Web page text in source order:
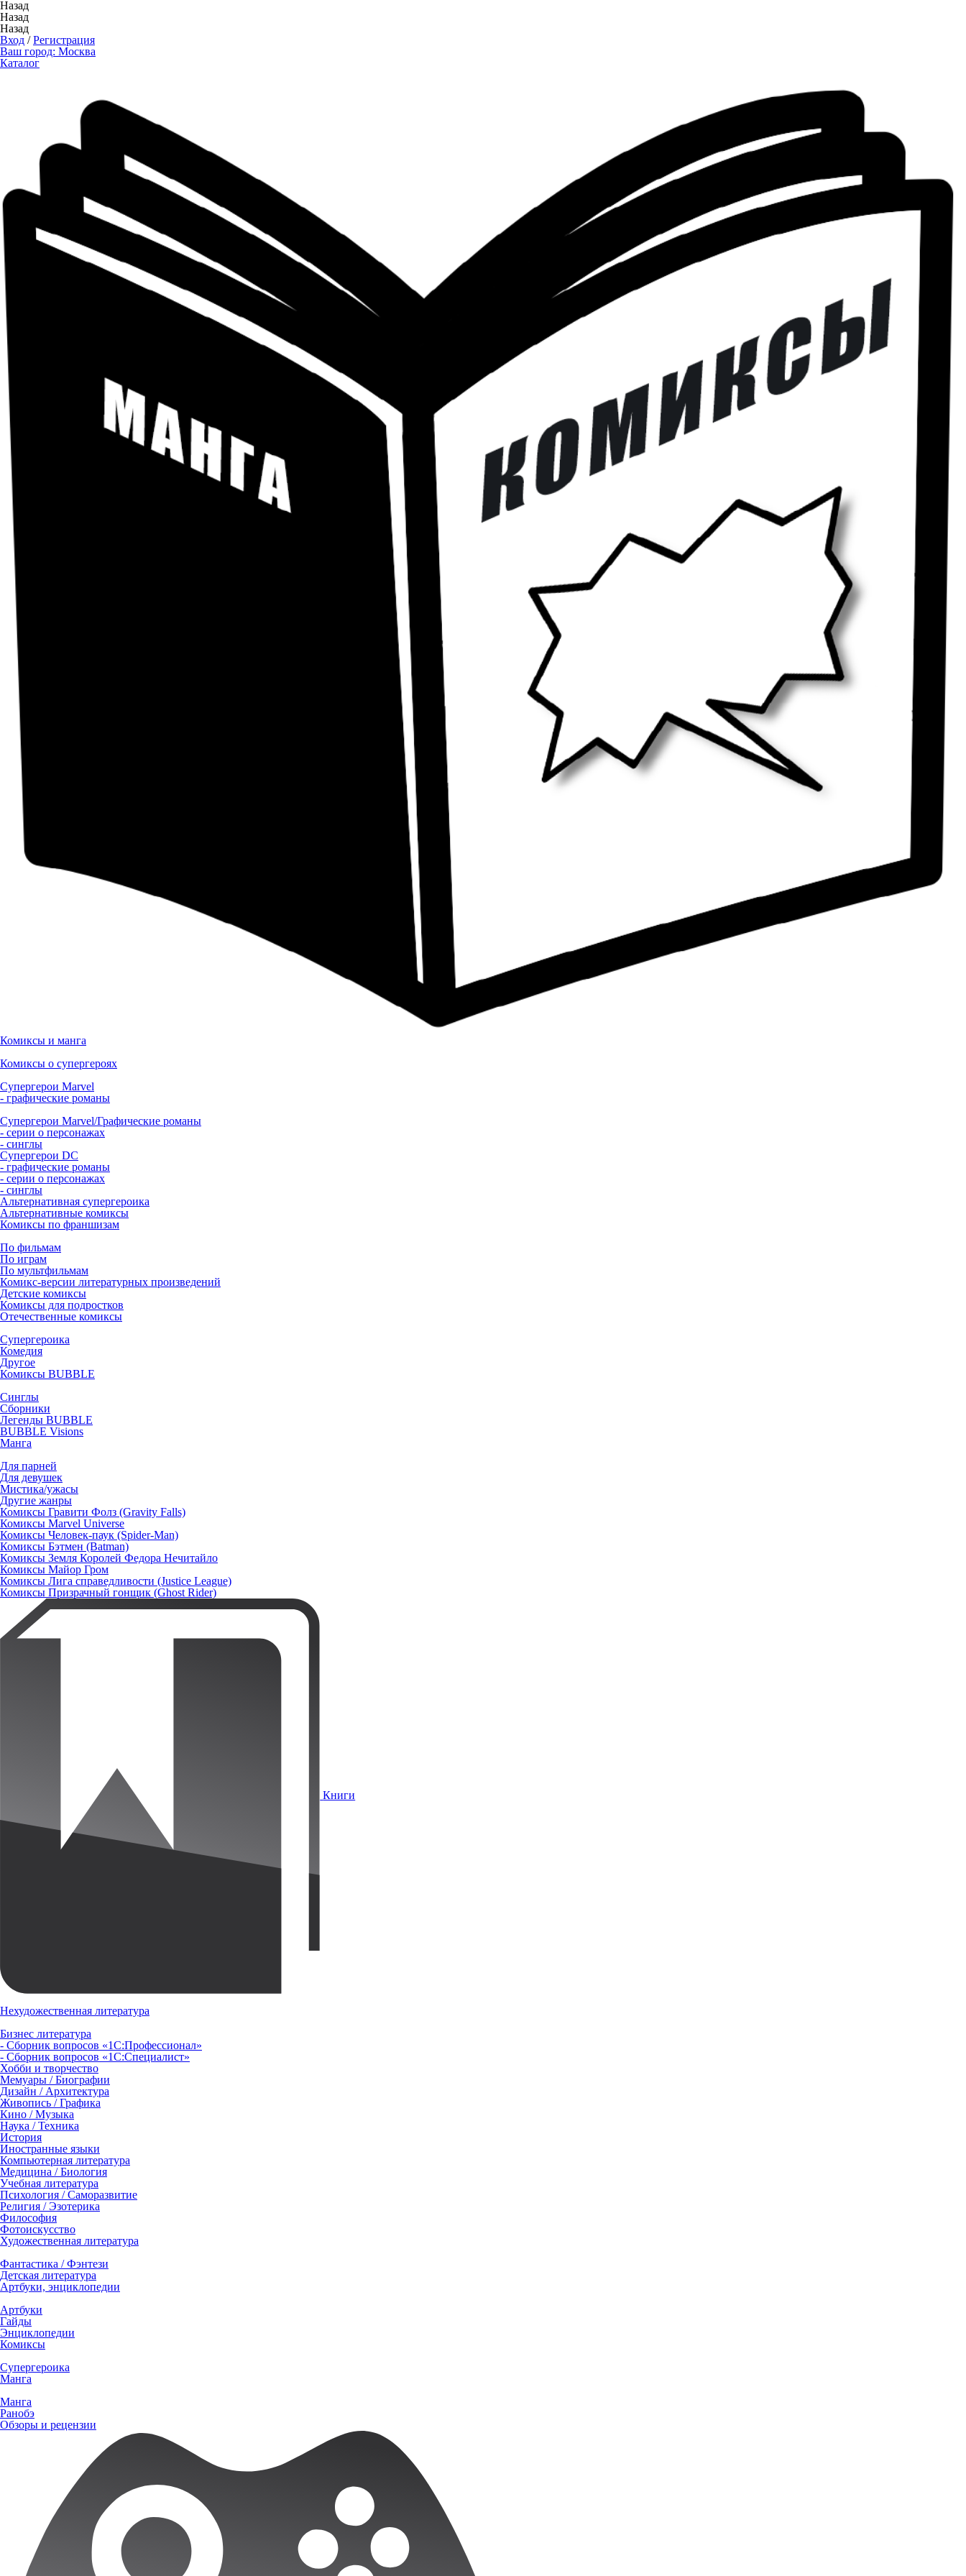
Назад
Назад
Назад
Вход /Регистрация
Ваш город: Москва
Каталог
Комиксы и манга
Комиксы о супергероях
Супергерои Marvel
- графические романы
Супергерои Marvel/Графические романы
- серии о персонажах
- синглы
Супергерои DC
- графические романы
- серии о персонажах
- синглы
Альтернативная супергероика
Альтернативные комиксы
Комиксы по франшизам
По фильмам
По играм
По мультфильмам
Комикс-версии литературных произведений
Детские комиксы
Комиксы для подростков
Отечественные комиксы
Супергероика
Комедия
Другое
Комиксы BUBBLE
Синглы
Сборники
Легенды BUBBLE
BUBBLE Visions
Манга
Для парней
Для девушек
Мистика/ужасы
Другие жанры
Комиксы Гравити Фолз (Gravity Falls)
Комиксы Marvel Universe
Комиксы Человек-паук (Spider-Man)
Комиксы Бэтмен (Batman)
Комиксы Земля Королей Федора Нечитайло
Комиксы Майор Гром
Комиксы Лига справедливости (Justice League)
Комиксы Призрачный гонщик (Ghost Rider)
Книги
Нехудожественная литература
Бизнес литература
- Сборник вопросов «1С:Профессионал»
- Сборник вопросов «1С:Специалист»
Хобби и творчество
Мемуары / Биографии
Дизайн / Архитектура
Живопись / Графика
Кино / Музыка
Наука / Техника
История
Иностранные языки
Компьютерная литература
Медицина / Биология
Учебная литература
Психология / Саморазвитие
Религия / Эзотерика
Философия
Фотоискусство
Художественная литература
Фантастика / Фэнтези
Детская литература
Артбуки, энциклопедии
Артбуки
Гайды
Энциклопедии
Комиксы
Супергероика
Манга
Манга
Ранобэ
Обзоры и рецензии